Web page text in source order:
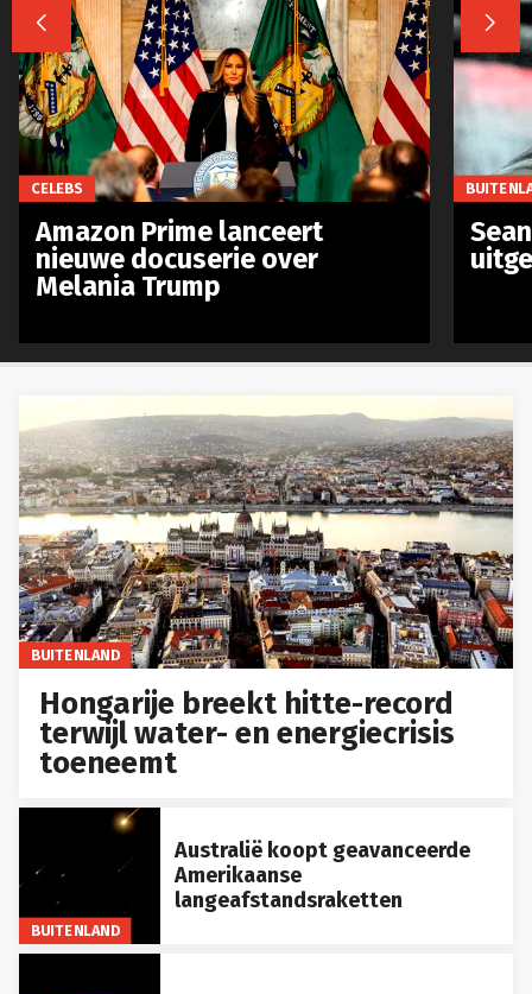
BUITENLAND
Hongarije breekt hitte-record
terwijl water- en energiecrisis
toeneemt
BUITENLAND
Australië koopt geavanceerde
Amerikaanse
langeafstandsraketten
 
CELEBS
Amazon Prime lanceert
nieuwe docuserie over
Melania Trump